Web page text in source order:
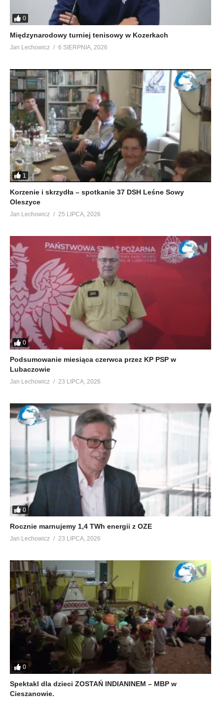
0
Międzynarodowy turniej tenisowy w Kozerkach
Jan Lechowicz 6 SIERPNIA, 2026
1
Korzenie i skrzydła – spotkanie 37 DSH Leśne Sowy
Oleszyce
Jan Lechowicz 25 LIPCA, 2026
0
Podsumowanie miesiąca czerwca przez KP PSP w
Lubaczowie
Jan Lechowicz 23 LIPCA, 2026
0
Rocznie marnujemy 1,4 TWh energii z OZE
Jan Lechowicz 23 LIPCA, 2026
0
Spektakl dla dzieci ZOSTAŃ INDIANINEM – MBP w
Cieszanowie.